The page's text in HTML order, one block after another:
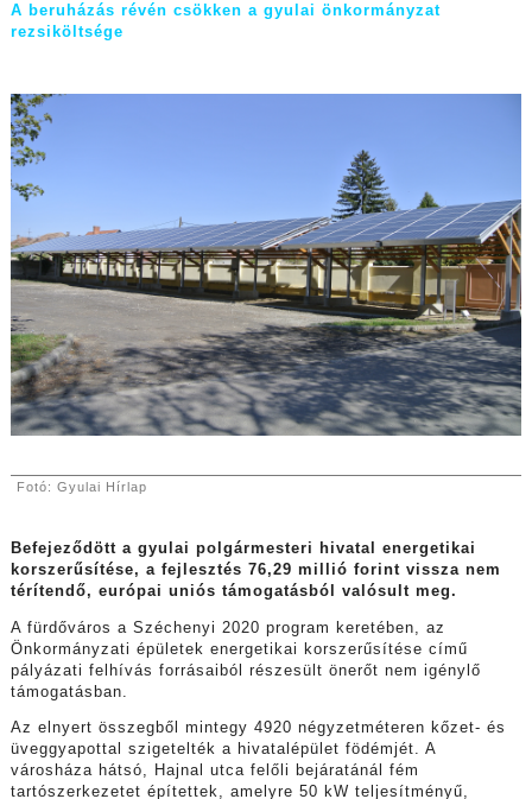
A beruházás révén csökken a gyulai önkormányzat
rezsiköltsége
Fotó: Gyulai Hírlap
Befejeződött a gyulai polgármesteri hivatal energetikai
korszerűsítése, a fejlesztés 76,29 millió forint vissza nem
térítendő, európai uniós támogatásból valósult meg.
A fürdőváros a Széchenyi 2020 program keretében, az
Önkormányzati épületek energetikai korszerűsítése című
pályázati felhívás forrásaiból részesült önerőt nem igénylő
támogatásban.
Az elnyert összegből mintegy 4920 négyzetméteren kőzet- és
üveggyapottal szigetelték a hivatalépület födémjét. A
városháza hátsó, Hajnal utca felőli bejáratánál fém
tartószerkezetet építettek, amelyre 50 kW teljesítményű,